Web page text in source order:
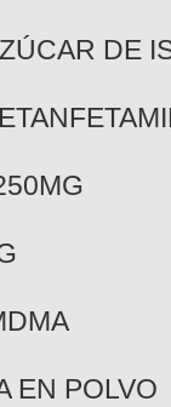
DE
EN POLVO